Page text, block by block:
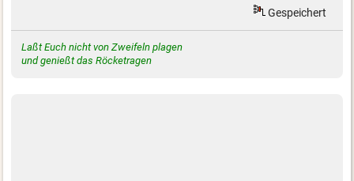
Gespeichert
Laßt Euch nicht von Zweifeln plagen
und genießt das Röcketragen